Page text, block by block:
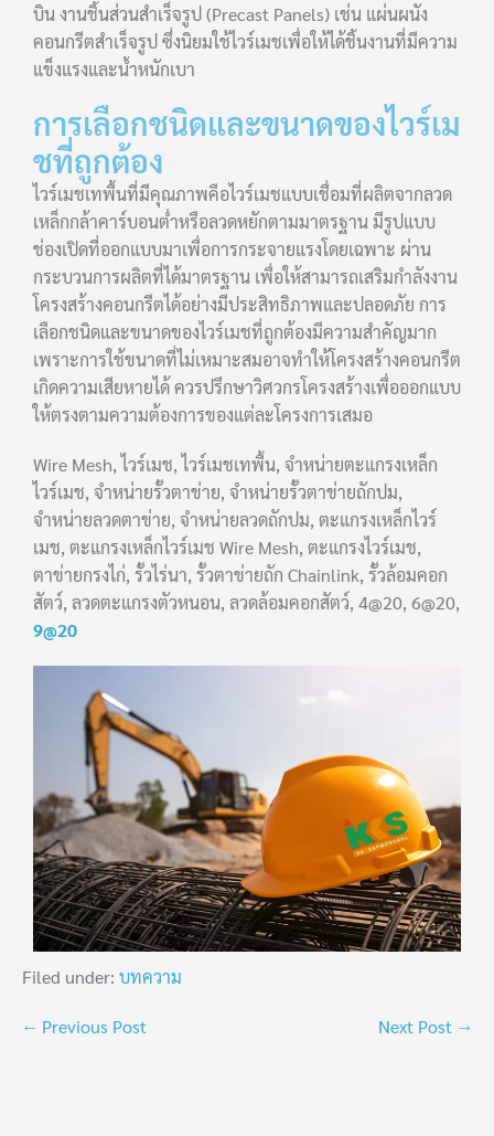
บิน งานชิ้นส่วนสำเร็จรูป (Precast Panels) เช่น แผ่นผนัง
คอนกรีตสำเร็จรูป ซึ่งนิยมใช้ไวร์เมชเพื่อให้ได้ชิ้นงานที่มีความ
แข็งแรงและน้ำหนักเบา
การเลือกชนิดและขนาดของไวร์เม
ชที่ถูกต้อง
ไวร์เมชเทพื้นที่มีคุณภาพคือไวร์เมชแบบเชื่อมที่ผลิตจากลวด
เหล็กกล้าคาร์บอนต่ำหรือลวดหยักตามมาตรฐาน มีรูปแบบ
ช่องเปิดที่ออกแบบมาเพื่อการกระจายแรงโดยเฉพาะ ผ่าน
กระบวนการผลิตที่ได้มาตรฐาน เพื่อให้สามารถเสริมกำลังงาน
โครงสร้างคอนกรีตได้อย่างมีประสิทธิภาพและปลอดภัย การ
เลือกชนิดและขนาดของไวร์เมชที่ถูกต้องมีความสำคัญมาก
เพราะการใช้ขนาดที่ไม่เหมาะสมอาจทำให้โครงสร้างคอนกรีต
เกิดความเสียหายได้ ควรปรึกษาวิศวกรโครงสร้างเพื่อออกแบบ
ให้ตรงตามความต้องการของแต่ละโครงการเสมอ
Wire Mesh, ไวร์เมช, ไวร์เมชเทพื้น, จำหน่ายตะแกรงเหล็ก
ไวร์เมช, จำหน่ายรั้วตาข่าย, จำหน่ายรั้วตาข่ายถักปม,
จำหน่ายลวดตาข่าย, จำหน่ายลวดถักปม, ตะแกรงเหล็กไวร์
เมช, ตะแกรงเหล็กไวร์เมช Wire Mesh, ตะแกรงไวร์เมช,
ตาข่ายกรงไก่, รั้วไร่นา, รั้วตาข่ายถัก Chainlink, รั้วล้อมคอก
สัตว์, ลวดตะแกรงตัวหนอน, ลวดล้อมคอกสัตว์, 4@20, 6@20,
9@20
Filed under: บทความ
← Previous Post Next Post →